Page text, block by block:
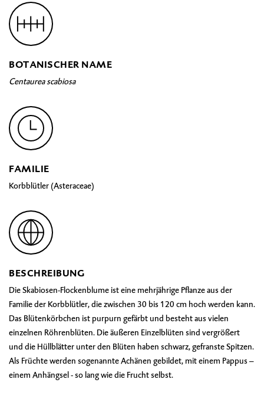
BOTANISCHER NAME
Centaurea scabiosa
FAMILIE
Korbblütler (Asteraceae)
BESCHREIBUNG
Die Skabiosen-Flockenblume ist eine mehrjährige Pflanze aus der
Familie der Korbblütler, die zwischen 30 bis 120 cm hoch werden kann.
Das Blütenkörbchen ist purpurn gefärbt und besteht aus vielen
einzelnen Röhrenblüten. Die äußeren Einzelblüten sind vergrößert
und die Hüllblätter unter den Blüten haben schwarz, gefranste Spitzen.
Als Früchte werden sogenannte Achänen gebildet, mit einem Pappus –
einem Anhängsel - so lang wie die Frucht selbst.